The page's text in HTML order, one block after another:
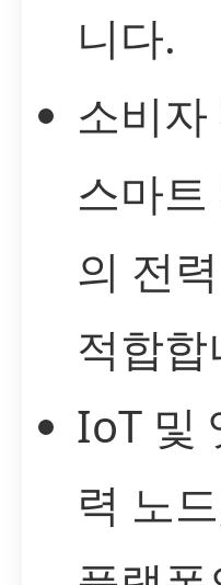
니다.
소비
스마
의 전
적합합
IoT 및
력 노